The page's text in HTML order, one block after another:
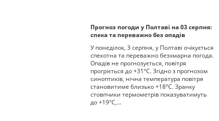
Прогноз погоди у Полтаві на 03 серпня:
спека та переважно без опадів
У понеділок, 3 серпня, у Полтаві очікується
спекотна та переважно безхмарна погода.
Опадів не прогнозується, повітря
прогріється до +31°С. Згідно з прогнозом
синоптиків, нічна температура повітря
становитиме близько +18°С. Зранку
стовпчики термометрів показуватимуть
до +19°С,…